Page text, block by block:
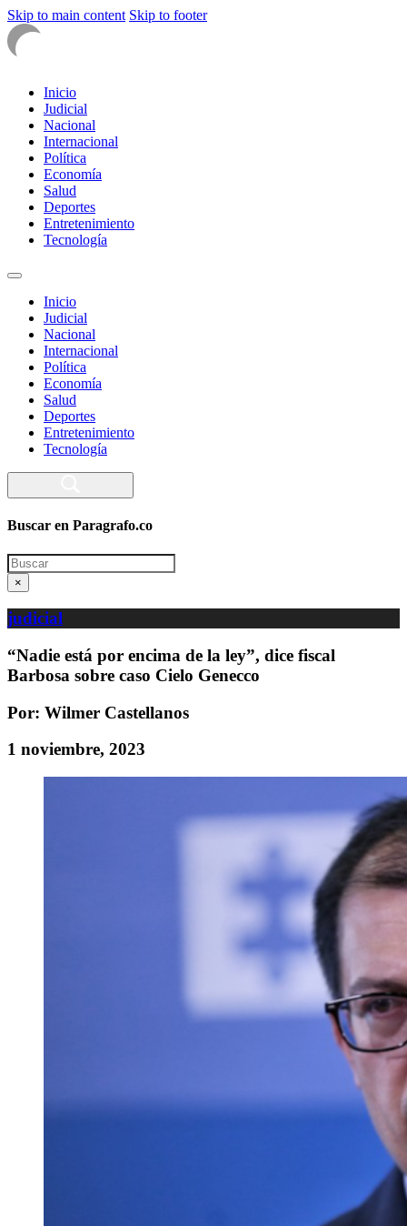
Skip to main content Skip to footer
Inicio
Judicial
Nacional
Internacional
Política
Economía
Salud
Deportes
Entretenimiento
Tecnología
Inicio
Judicial
Nacional
Internacional
Política
Economía
Salud
Deportes
Entretenimiento
Tecnología
Buscar en Paragrafo.co
Search
×
judicial
“Nadie está por encima de la ley”, dice fiscal
Barbosa sobre caso Cielo Genecco
Por: Wilmer Castellanos
1 noviembre, 2023